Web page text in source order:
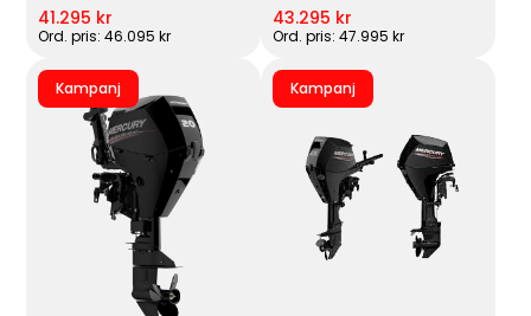
41.295 kr
Ord. pris: 46.095 kr
43.295 kr
Ord. pris: 47.995 kr
Kampanj Kampanj